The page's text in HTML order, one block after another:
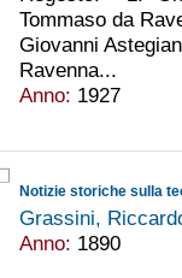
Tommaso da
Giovanni
Ravenna...
Anno: 1927
Notizie storiche sulla
Grassini,
Anno: 1890